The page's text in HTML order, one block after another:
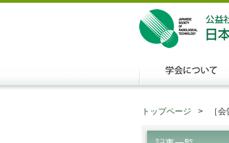
トップページ ［